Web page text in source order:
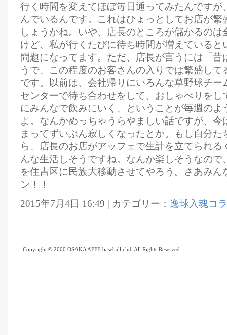
行く時間を変えてほぼ毎日通ってみたんですが
んでいるんです。これはひょっとしてお店が繁
しょうかね。いや、店長のところが儲かるの
けど、私が行くたびに待ち時間が増えていると
問題になってます。ただ、店長が言うには「昔
うで、この程度のお客さんの入りでは繁盛して
です。以前は、会社帰りにいろんな草野球チー
センターで待ち合わせをして、おしゃべりをし
にみんなで飲みにいく、ということが毎週のよ
よ。なんかめっちゃうらやましい話ですが、今
まってずいぶん寂しくなったとか。もし自分た
ら、店長のお店がアッフェで生計を立てられる
んな生活しそうですね。なんか楽しそうなので
を住吉区に民族大移動させてやろう。さあみん
ン！！
2015年7月4日 16:49 | カテゴリー： 逸球入魂コ
Copyright © 2000 OSAKA AFFE baseball club All Rights Reserved.